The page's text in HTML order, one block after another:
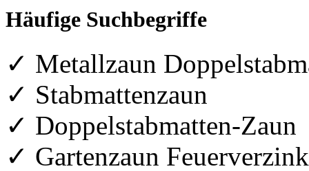
Häufige Suchbegriffe
✓ Metallzaun
✓ Stabmattenzaun
✓ Doppelstabmatten-Zaun
✓ Gartenzaun